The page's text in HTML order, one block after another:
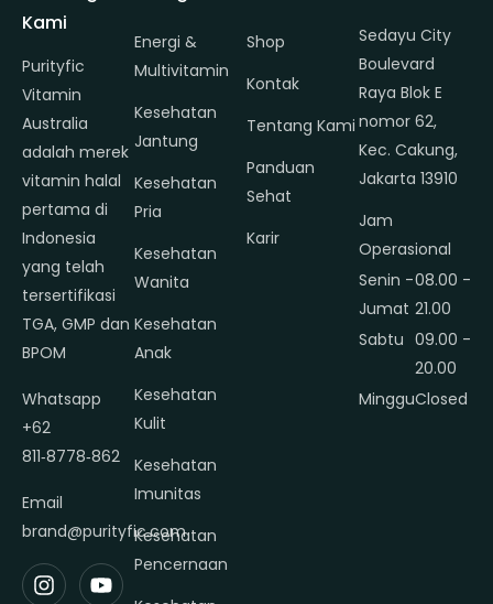
Kami
Purityfic
Vitamin
Australia
adalah merek
vitamin halal
pertama di
Indonesia
yang telah
tersertifikasi
TGA, GMP dan
BPOM
Whatsapp
+62
811‑8778‑862
Email
brand@purityfic.com
Energi &
Multivitamin
Kesehatan
Jantung
Kesehatan
Pria
Kesehatan
Wanita
Kesehatan
Anak
Kesehatan
Kulit
Kesehatan
Imunitas
Kesehatan
Pencernaan
Shop
Kontak
Tentang Kami
Panduan
Sehat
Karir
Sedayu City
Boulevard
Raya Blok E
nomor 62,
Kec. Cakung,
Jakarta 13910
Jam
Operasional
Senin -
Jumat
08.00 -
21.00
Sabtu 09.00 -
20.00
MingguClosed